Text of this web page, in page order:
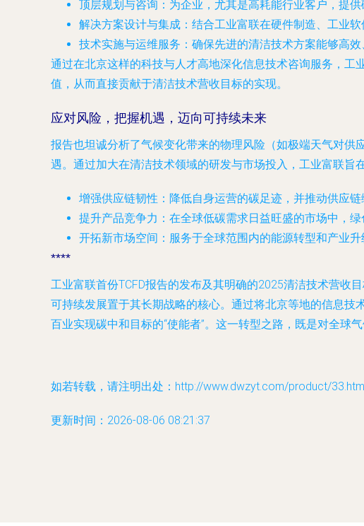
顶层规划与咨询 ：为企业，尤其是高耗能行业客户，提
解决方案设计与集成 ：结合工业富联在硬件制造、工业
技术实施与运维服务 ：确保先进的清洁技术方案能够高
通过在北京这样的科技与人才高地深化信息技术咨询服务，
值，从而直接贡献于清洁技术营收目标的实现。
应对风险，把握机遇，迈向可持续未来
报告也坦诚分析了气候变化带来的物理风险（如极端天气对
遇。通过加大在清洁技术领域的研发与市场投入，工业富联旨
增强供应链韧性 ：降低自身运营的碳足迹，并推动供应链
提升产品竞争力 ：在全球低碳需求日益旺盛的市场中，绿
开拓新市场空间 ：服务于全球范围内的能源转型和产业
****
工业富联首份TCFD报告的发布及其明确的2025清洁技术营收
可持续发展置于其长期战略的核心。通过将北京等地的信息技
百业实现碳中和目标的“使能者”。这一转型之路，既是对全球
如若转载，请注明出处：http://www.dwzyt.com/product/
更新时间：2026-08-06 08:21:37